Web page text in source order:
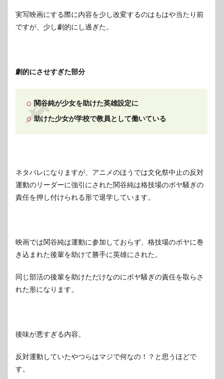
実写映画にする際に内容を少し改変するのはもはや当たり前
ですが、少し劇的にし過ぎた。
劇的にさせすぎた部分
関谷純が少女を助けた英雄設定に
助けた少女が学校で教員として働いている
ネタバレになりますが、アニメのほうでは文化祭中止の反対
運動のリーダーに強引にされた関谷純は格技場のボヤ騒ぎの
責任を押し付けられる形で退学しています。
映画では関谷純は運動に参加しておらず、格技場のボヤに巻
き込まれた後輩を助けて勝手に英雄にされた。
同じ部活の後輩を助けただけなのにボヤ騒ぎの責任を取らさ
れた形になります。
後味が悪すぎる内容。
反対運動していたやつらはマジで何なの！？と思うほどで
す。